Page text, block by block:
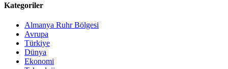
Kategoriler
Almanya Ruhr Bölgesi
Avrupa
Türkiye
Dünya
Ekonomi